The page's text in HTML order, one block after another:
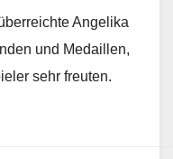
Angelika
und Medaillen,
sehr freuten.